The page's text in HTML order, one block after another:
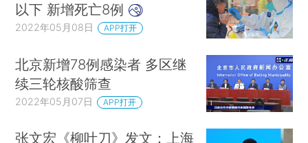
以下 新增死亡8例
2022年05月08日 APP打开
北京新增78例感染者 多区继
续三轮核酸筛查
2022年05月07日 APP打开
张文宏《柳叶刀》发文：上海